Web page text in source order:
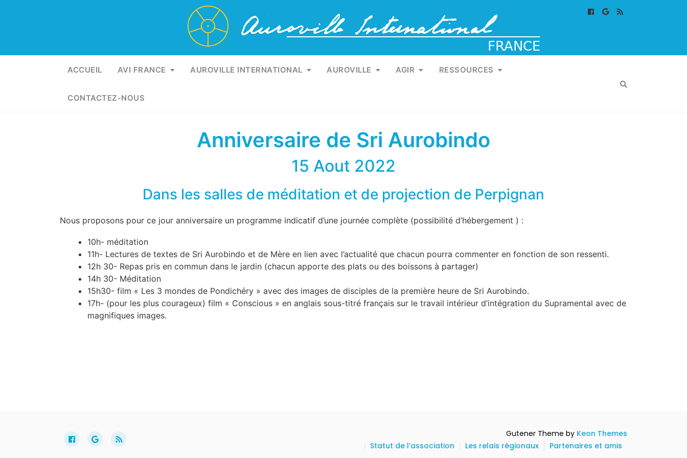
ACCUEIL AVI FRANCE AUROVILLE INTERNATIONAL AUROVILLE AGIR RESSOURCES
CONTACTEZ-NOUS
Anniversaire de Sri Aurobindo
15 Aout 2022
Dans les salles de méditation et de projection de Perpignan
Nous proposons pour ce jour anniversaire un programme indicatif d’une journée complète (possibilité d’hébergement ) :
10h- méditation
11h- Lectures de textes de Sri Aurobindo et de Mère en lien avec l’actualité que chacun pourra commenter en fonction de son ressenti.
12h 30- Repas pris en commun dans le jardin (chacun apporte des plats ou des boissons à partager)
14h 30- Méditation
15h30- film « Les 3 mondes de Pondichéry » avec des images de disciples de la première heure de Sri Aurobindo.
17h- (pour les plus courageux) film « Conscious » en anglais sous-titré français sur le travail intérieur d’intégration du Supramental avec de
magnifiques images.
Gutener Theme by Keon Themes
Statut de l’association
Les relais régionaux Partenaires et amis